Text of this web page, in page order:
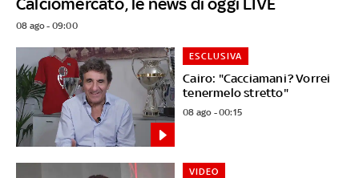
08 ago - 09:00
Cairo: "Cacciamani? Vorrei
tenermelo stretto"
ESCLUSIVA
08 ago - 00:15
VIDEO